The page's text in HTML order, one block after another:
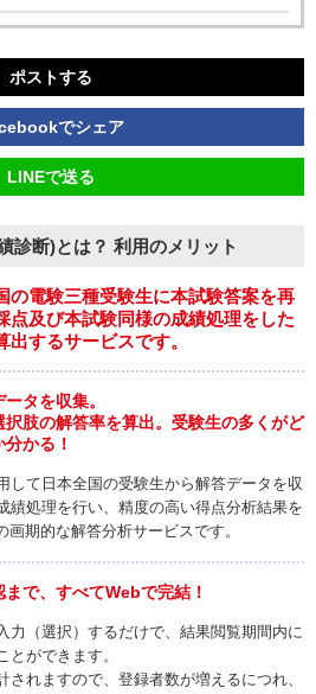
ポストする
でシェア
LINEで送る
診断)とは？ 利用のメリット
の電験三種受験生に本試験答案を再
点及び本試験同様の成績処理をした
出するサービスです。
タを収集。
肢の解答率を算出。受験生の多くがど
かる！
して日本全国の受験生から解答データを収
績処理を行い、精度の高い得点分析結果を
画期的な解答分析サービスです。
で、すべてWebで完結！
力（選択）するだけで、結果閲覧期間内に
とができます。
されますので、登録者数が増えるにつれ、